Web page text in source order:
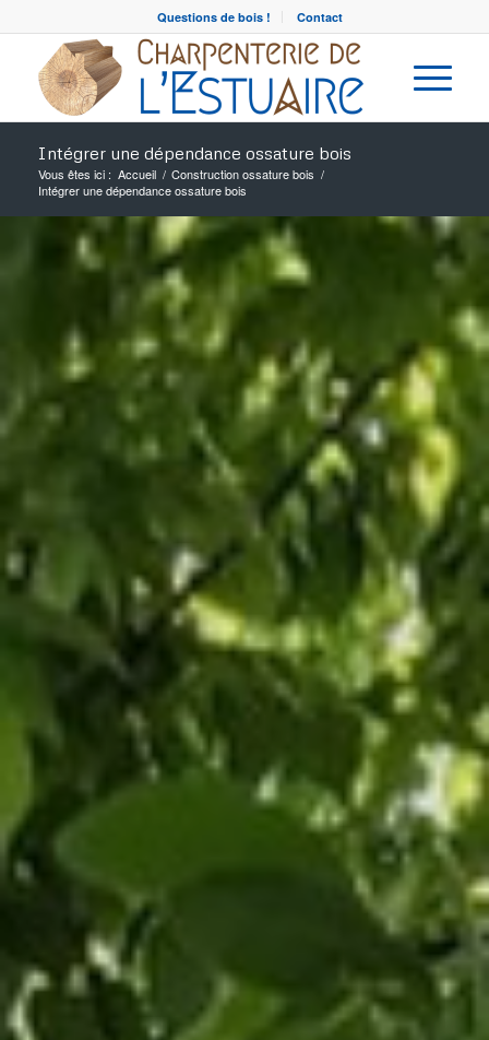
Questions de bois ! Contact
Intégrer une dépendance ossature bois
Vous êtes ici : Accueil / Construction ossature bois /
Intégrer une dépendance ossature bois